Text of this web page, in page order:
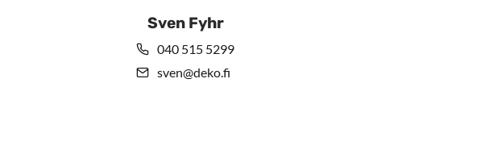
Sven Fyhr
040 515 5299
sven@deko.fi